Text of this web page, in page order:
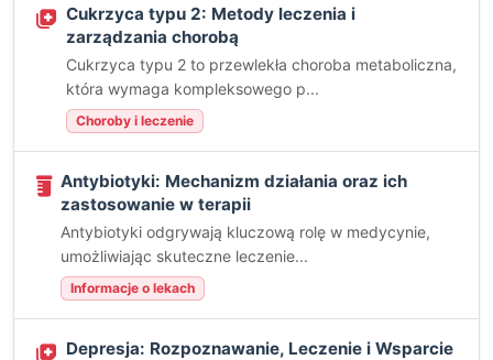
Cukrzyca typu 2: Metody leczenia i
zarządzania chorobą
Cukrzyca typu 2 to przewlekła choroba metaboliczna,
która wymaga kompleksowego p...
Choroby i leczenie
Antybiotyki: Mechanizm działania oraz ich
zastosowanie w terapii
Antybiotyki odgrywają kluczową rolę w medycynie,
umożliwiając skuteczne leczenie...
Informacje o lekach
Depresja: Rozpoznawanie, Leczenie i Wsparcie